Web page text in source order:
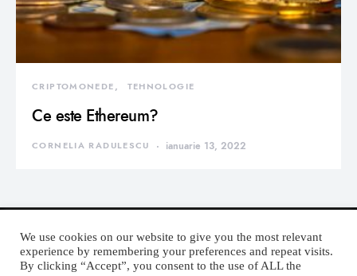
CRIPTOMONEDE TEHNOLOGIE
Ce este Ethereum?
CORNELIA RADULESCU ianuarie 13, 2022
We use cookies on our website to give you the most relevant
experience by remembering your preferences and repeat visits.
By clicking “Accept”, you consent to the use of ALL the